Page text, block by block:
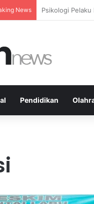
News Nutrisi
Pendidikan